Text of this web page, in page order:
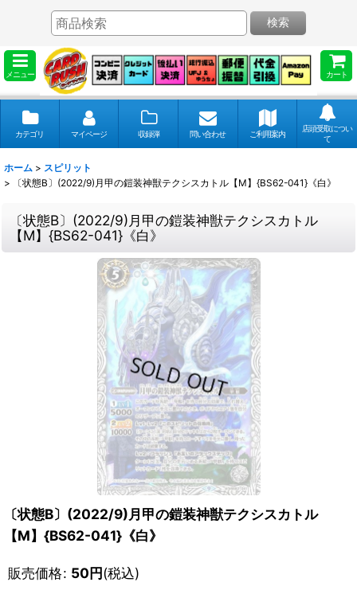
メニュー カート
検索
カテゴリ マイページ 収録弾 問い合わせ ご利用案内
店頭受取につい
て
ホーム > スピリット
>
〔状態B〕(2022/9)月甲の鎧装神獣テクシスカトル【M】{BS62-041}《白》
〔状態B〕(2022/9)月甲の鎧装神獣テクシスカトル
【M】{BS62-041}《白》
〔状態B〕(2022/9)月甲の鎧装神獣テクシスカトル
【M】{BS62-041}《白》
販売価格: 50円(税込)